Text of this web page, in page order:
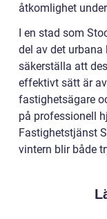
åtkomlighet
I en stad som
del av det
säkerställa att
effektivt sätt är
fastighetsägare
på professionell
Fastighetstjänst
vintern blir både